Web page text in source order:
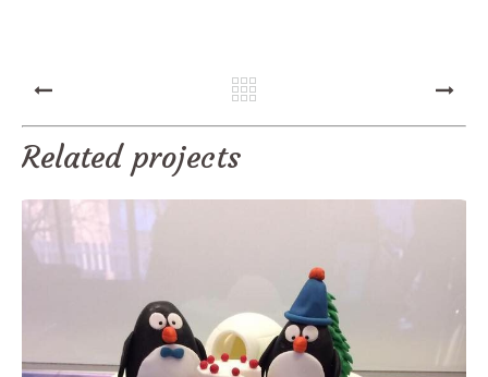
PREV NEXT
Related projects